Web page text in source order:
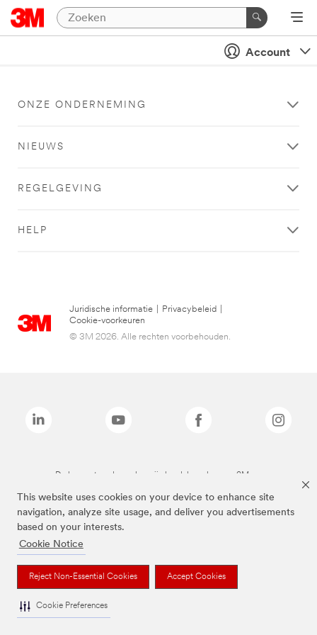
This website uses cookies on your device to enhance site
navigation, analyze site usage, and deliver you advertisements
based on your interests.
Cookie Notice
Reject Non-Essential Cookies Accept Cookies
Cookie Preferences
Account
ONZE ONDERNEMING
NIEUWS
REGELGEVING
HELP
Juridische informatie Privacybeleid
Cookie-voorkeuren
© 3M 2026. Alle rechten voorbehouden.
De bovenstaande merken zijn handelsmerken van 3M.we